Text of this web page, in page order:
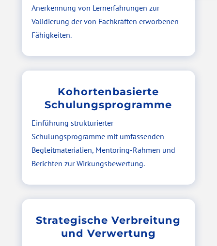
Anerkennung von Lernerfahrungen zur
Validierung der von Fachkräften erworbenen
Fähigkeiten.
Kohortenbasierte
Schulungsprogramme
Einführung strukturierter
Schulungsprogramme mit umfassenden
Begleitmaterialien, Mentoring-Rahmen und
Berichten zur Wirkungsbewertung.
Strategische Verbreitung
und Verwertung